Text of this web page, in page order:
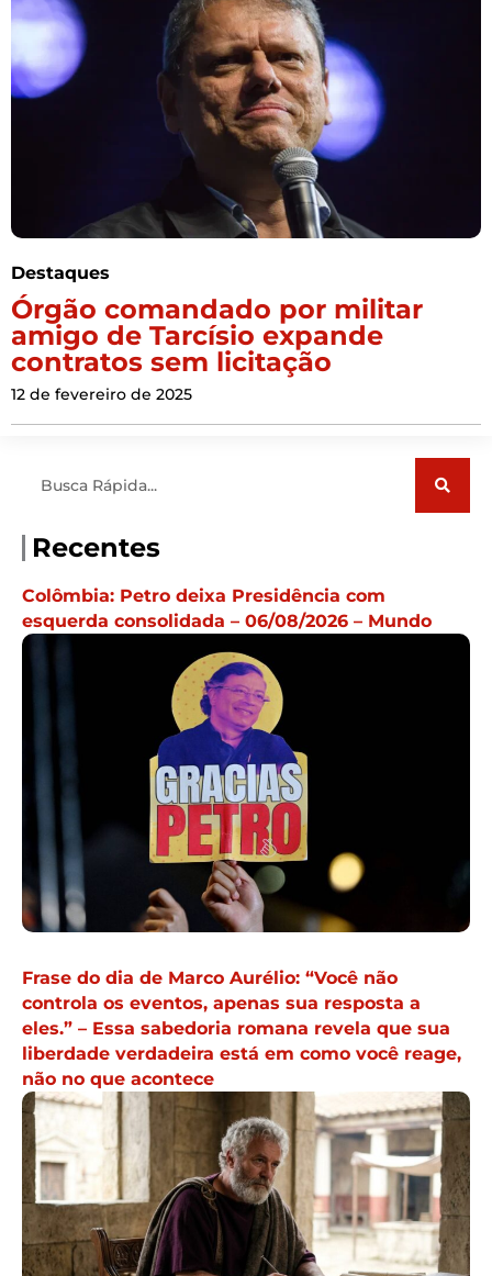
Destaques
Órgão comandado por militar
amigo de Tarcísio expande
contratos sem licitação
12 de fevereiro de 2025
Recentes
Colômbia: Petro deixa Presidência com
esquerda consolidada – 06/08/2026 – Mundo
Frase do dia de Marco Aurélio: “Você não
controla os eventos, apenas sua resposta a
eles.” – Essa sabedoria romana revela que sua
liberdade verdadeira está em como você reage,
não no que acontece